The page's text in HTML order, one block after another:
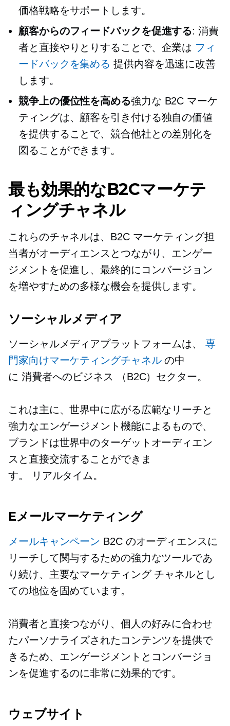
価格戦略をサポートします。
顧客からのフィードバックを促進する: 消費
者と直接やりとりすることで、企業は フィ
ードバックを集める 提供内容を迅速に改善
します。
競争上の優位性を高める強力な B2C マーケ
ティングは、顧客を引き付ける独自の価値
を提供することで、競合他社との差別化を
図ることができます。
最も効果的なB2Cマーケテ
ィングチャネル
これらのチャネルは、B2C マーケティング担
当者がオーディエンスとつながり、エンゲー
ジメントを促進し、最終的にコンバージョン
を増やすための多様な機会を提供します。
ソーシャルメディア
ソーシャルメディアプラットフォームは、 専
門家向けマーケティングチャネルの中
に 消費者へのビジネス （B2C）セクター。
これは主に、世界中に広がる広範なリーチと
強力なエンゲージメント機能によるもので、
ブランドは世界中のターゲットオーディエン
スと直接交流することができま
す。
リアルタイム。
Eメールマーケティング
メールキャンペーン B2C のオーディエンスに
リーチして関与するための強力なツールであ
り続け、主要なマーケティング チャネルとし
ての地位を固めています。
消費者と直接つながり、個人の好みに合わせ
たパーソナライズされたコンテンツを提供で
きるため、エンゲージメントとコンバージョ
ンを促進するのに非常に効果的です。
ウェブサイト